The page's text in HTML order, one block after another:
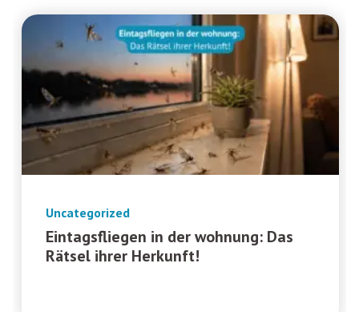
Uncategorized
Eintagsfliegen in der wohnung: Das
Rätsel ihrer Herkunft!